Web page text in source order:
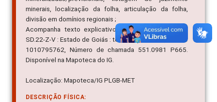
minerais, localização da folha, articulação da folha,
divisão em domínios regionais ;
Acompanha texto explicativo : "PIRENÓPOLIS: Folha
SD.22-Z-V : Estado de Goiás : texto explicativo", Tombo
1010795762, Número de chamada 551.0981 P665.
Disponível na Mapoteca do IG.
Localização: Mapoteca/IG PLGB-MET
DESCRIÇÃO FÍSICA: